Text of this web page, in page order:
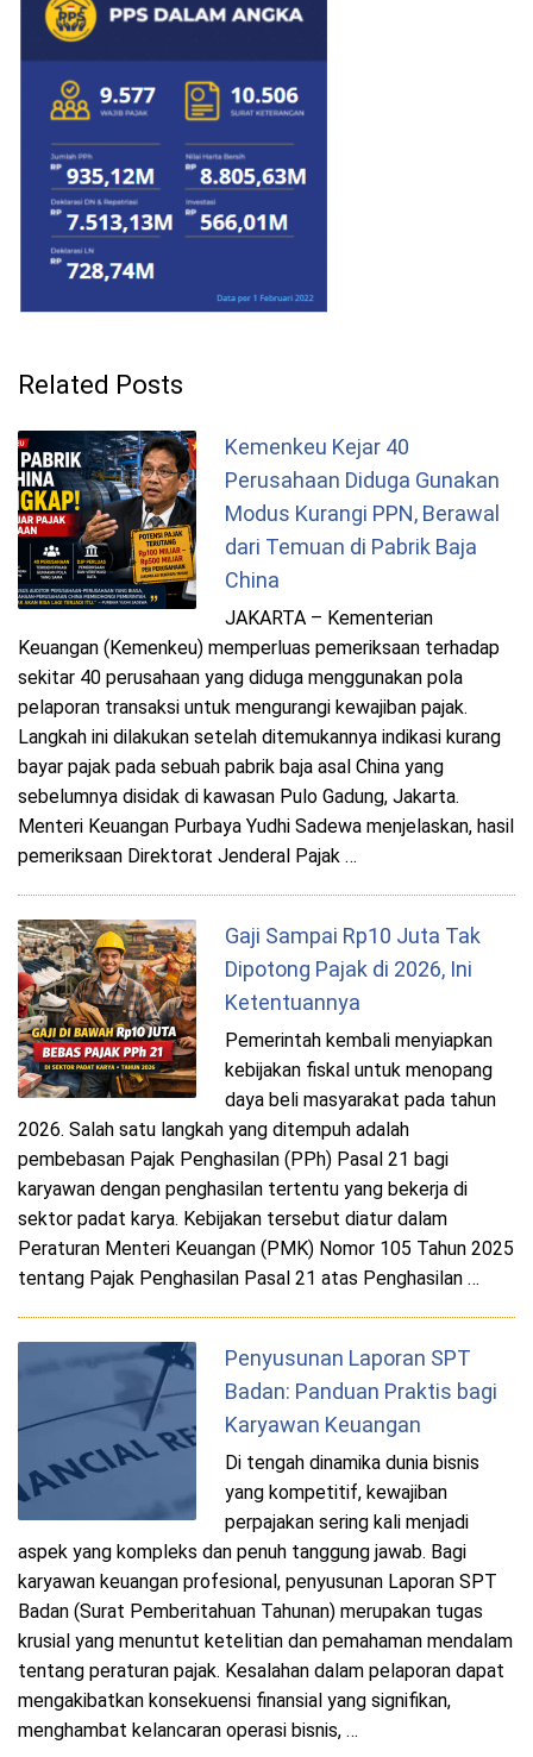
Related Posts
Kemenkeu Kejar 40
Perusahaan Diduga Gunakan
Modus Kurangi PPN, Berawal
dari Temuan di Pabrik Baja
China
JAKARTA – Kementerian
Keuangan (Kemenkeu) memperluas pemeriksaan terhadap
sekitar 40 perusahaan yang diduga menggunakan pola
pelaporan transaksi untuk mengurangi kewajiban pajak.
Langkah ini dilakukan setelah ditemukannya indikasi kurang
bayar pajak pada sebuah pabrik baja asal China yang
sebelumnya disidak di kawasan Pulo Gadung, Jakarta.
Menteri Keuangan Purbaya Yudhi Sadewa menjelaskan, hasil
pemeriksaan Direktorat Jenderal Pajak …
Gaji Sampai Rp10 Juta Tak
Dipotong Pajak di 2026, Ini
Ketentuannya
Pemerintah kembali menyiapkan
kebijakan fiskal untuk menopang
daya beli masyarakat pada tahun
2026. Salah satu langkah yang ditempuh adalah
pembebasan Pajak Penghasilan (PPh) Pasal 21 bagi
karyawan dengan penghasilan tertentu yang bekerja di
sektor padat karya. Kebijakan tersebut diatur dalam
Peraturan Menteri Keuangan (PMK) Nomor 105 Tahun 2025
tentang Pajak Penghasilan Pasal 21 atas Penghasilan …
Penyusunan Laporan SPT
Badan: Panduan Praktis bagi
Karyawan Keuangan
Di tengah dinamika dunia bisnis
yang kompetitif, kewajiban
perpajakan sering kali menjadi
aspek yang kompleks dan penuh tanggung jawab. Bagi
karyawan keuangan profesional, penyusunan Laporan SPT
Badan (Surat Pemberitahuan Tahunan) merupakan tugas
krusial yang menuntut ketelitian dan pemahaman mendalam
tentang peraturan pajak. Kesalahan dalam pelaporan dapat
mengakibatkan konsekuensi finansial yang signifikan,
menghambat kelancaran operasi bisnis, …